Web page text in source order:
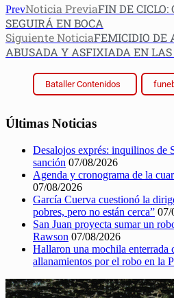
PrevNoticia PreviaFIN DE CICLO:
SEGUIRÁ EN BOCA
Siguiente NoticiaFEMICIDIO DE
ABUSADA Y ASFIXIADA EN
Bataller Contenidos
Últimas Noticias
Desalojos exprés: inquilinos de
sanción 07/08/2026
Agenda y cronograma de la
07/08/2026
García Cuerva cuestionó la
pobres, pero no están cerca” 07/
San Juan proyecta sumar un
Rawson 07/08/2026
Hallaron una mochila enterrada
allanamientos por el robo en la